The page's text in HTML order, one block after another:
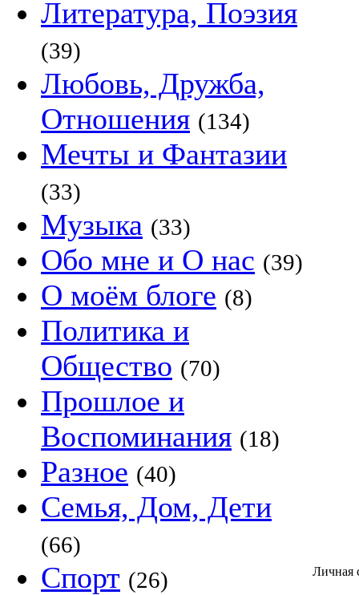
Литература, Поэзия
(39)
Любовь, Дружба,
Отношения (134)
Мечты и Фантазии
(33)
Музыка (33)
Обо мне и О нас (39)
О моём блоге (8)
Политика и
Общество (70)
Прошлое и
Воспоминания (18)
Разное (40)
Семья, Дом, Дети
(66)
Спорт (26) Личная